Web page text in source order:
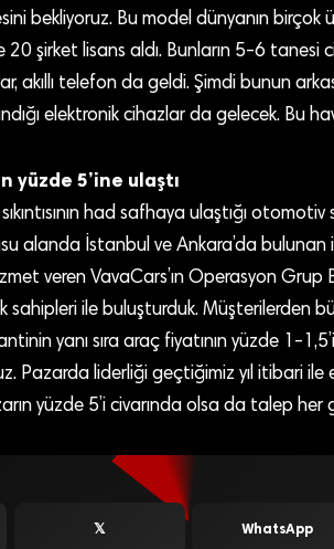
bekliyoruz. Bu model dünyanın birçok
20 şirket lisans aldı. Bunların 5-6 tanesi
akıllı telefon da geldi. Şimdi bunun
elektronik cihazlar da gelecek. Bu
yüzde 5’ine ulaştı
had safhaya ulaştığı
alanda İstanbul ve Ankara’da bulunan
veren VavaCars’ın Operasyon Grup
sahipleri ile buluşturduk. Müşterilerden
yanı sıra araç fiyatının yüzde 1-
Pazarda liderliği geçtiğimiz yıl itibari ile
yüzde 5’i civarında olsa da talep her
𝕏 WhatsApp